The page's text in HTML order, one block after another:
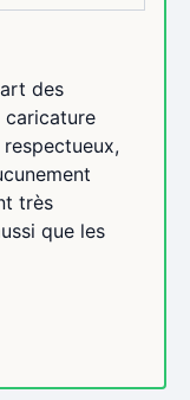
des
caricature
très
que les